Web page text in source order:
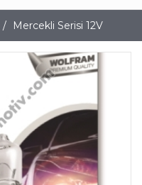
Mercekli Serisi 12V